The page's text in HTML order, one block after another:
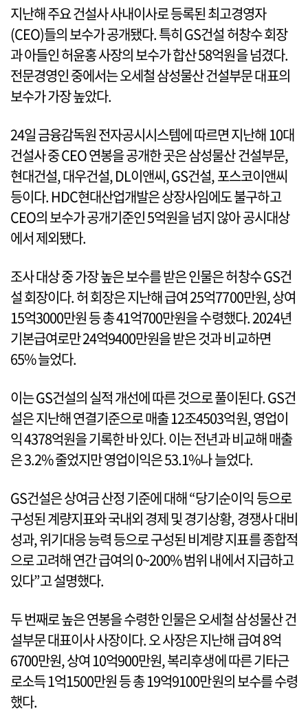
지난해 주요 건설사 사내이사로 등록된 최고경영자
(CEO)들의 보수가 공개됐다. 특히 GS건설 허창수 회장
과 아들인 허윤홍 사장의 보수가 합산 58억원을 넘겼다.
전문경영인 중에서는 오세철 삼성물산 건설부문 대표의
보수가 가장 높았다.
24일 금융감독원 전자공시시스템에 따르면 지난해 10대
건설사 중 CEO 연봉을 공개한 곳은 삼성물산 건설부문,
현대건설, 대우건설, DL이앤씨, GS건설, 포스코이앤씨
등이다. HDC현대산업개발은 상장사임에도 불구하고
CEO의 보수가 공개기준인 5억원을 넘지 않아 공시대상
에서 제외됐다.
조사 대상 중 가장 높은 보수를 받은 인물은 허창수 GS건
설 회장이다. 허 회장은 지난해 급여 25억7700만원, 상여
15억3000만원 등 총 41억700만원을 수령했다. 2024년
기본급여로만 24억9400만원을 받은 것과 비교하면
65% 늘었다.
이는 GS건설의 실적 개선에 따른 것으로 풀이된다. GS건
설은 지난해 연결기준으로 매출 12조4503억원, 영업이
익 4378억원을 기록한 바 있다. 이는 전년과 비교해 매출
은 3.2% 줄었지만 영업이익은 53.1%나 늘었다.
GS건설은 상여금 산정 기준에 대해 “당기순이익 등으로
구성된 계량지표와 국내외 경제 및 경기상황, 경쟁사 대비
성과, 위기대응 능력 등으로 구성된 비계량 지표를 종합적
으로 고려해 연간 급여의 0~200% 범위 내에서 지급하고
있다”고 설명했다.
두 번째로 높은 연봉을 수령한 인물은 오세철 삼성물산 건
설부문 대표이사 사장이다. 오 사장은 지난해 급여 8억
6700만원, 상여 10억900만원, 복리후생에 따른 기타근
로소득 1억1500만원 등 총 19억9100만원의 보수를 수령
했다.